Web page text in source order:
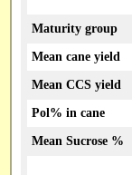
Maturity group
Mean cane yield
Mean CCS yield
Pol% in cane
Mean Sucrose %